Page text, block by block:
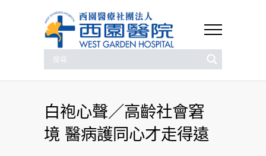
白袍心聲／高齡社會窘
境 醫病護同心才走得遠